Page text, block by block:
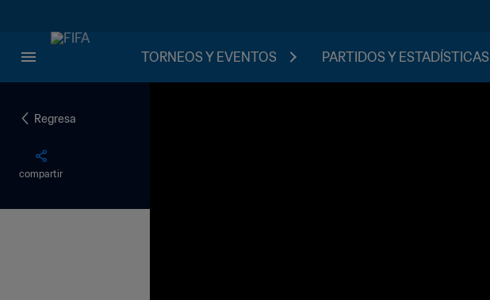
TORNEOS Y EVENTOS PARTIDOS Y ESTADÍSTICAS
Regresa
compartir